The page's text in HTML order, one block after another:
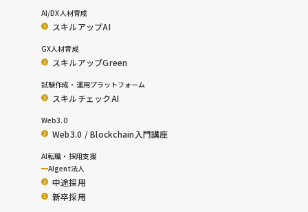
AI/DX人材育成
スキルアップAI
GX人材育成
スキルアップGreen
試験作成・運用プラットフォーム
スキルチェックAI
Web3.0
Web3.0 / Blockchain入門講座
AI転職・採用支援
AIgent法人
中途採用
新卒採用